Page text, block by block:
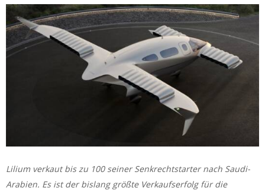
Lilium verkaut bis zu 100 seiner Senkrechtstarter nach Saudi-
Arabien. Es ist der bislang größte Verkaufserfolg für die